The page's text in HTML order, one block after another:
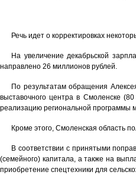
Речь идет о корректировках
На увеличение декабрьской
направлено 26 миллионов рублей.
По результатам обращения
выставочного центра в Смоленске
реализацию региональной программы
Кроме этого, Смоленская область
В соответствии с принятыми
(семейного) капитала, а также на
приобретение спецтехники для